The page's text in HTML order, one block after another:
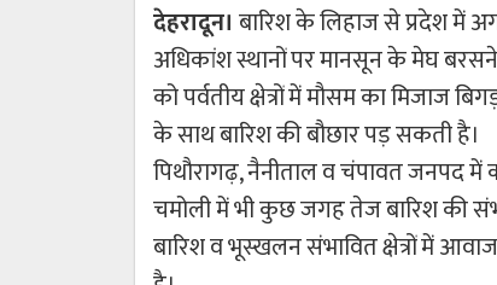
देहरादून। बारिश के लिहाज से प्रदेश में
अधिकांश स्थानों पर मानसून के मेघ बरसने
को पर्वतीय क्षेत्रों में मौसम का मिजाज
के साथ बारिश की बौछार पड़ सकती है।
पिथौरागढ़, नैनीताल व चंपावत जनपद में
चमोली में भी कुछ जगह तेज बारिश की
बारिश व भूस्खलन संभावित क्षेत्रों में